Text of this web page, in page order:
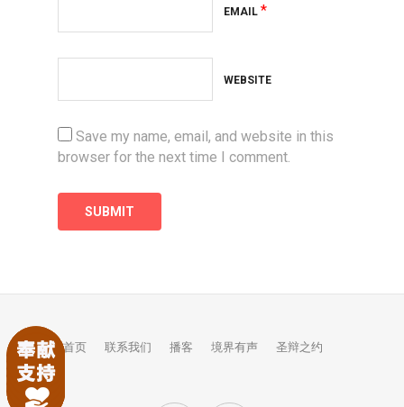
EMAIL *
WEBSITE
Save my name, email, and website in this
browser for the next time I comment.
首页 联系我们 播客 境界有声 圣辩之约